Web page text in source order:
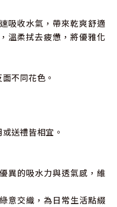
吸收水氣，帶來乾爽舒適
溫柔拭去疲憊，將優雅化
不同花色。
送禮皆相宜。
異的吸水力與透氣感，維
意交織，為日常生活點綴